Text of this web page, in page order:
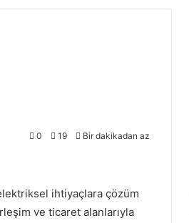
0 19 Bir dakikadan az
ihtiyaçlara çözüm
ve ticaret alanlarıyla